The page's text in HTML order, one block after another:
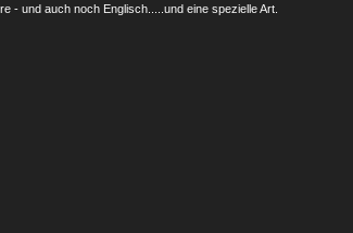
- und auch noch Englisch.....und eine spezielle Art.